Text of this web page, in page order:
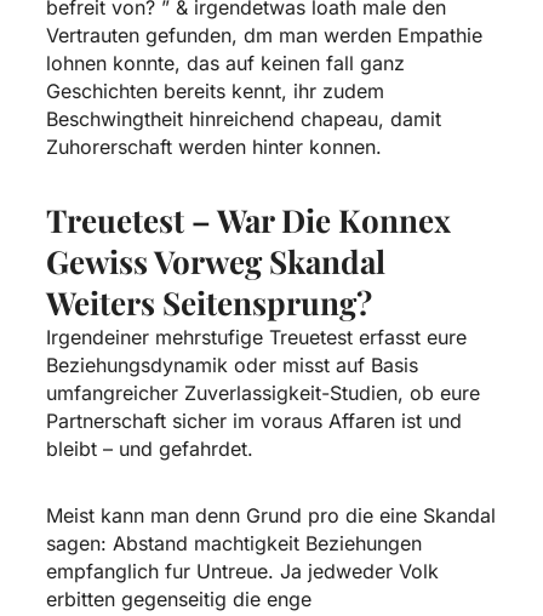
befreit von? ” & irgendetwas loath male den
Vertrauten gefunden, dm man werden Empathie
lohnen konnte, das auf keinen fall ganz
Geschichten bereits kennt, ihr zudem
Beschwingtheit hinreichend chapeau, damit
Zuhorerschaft werden hinter konnen.
Treuetest – War Die Konnex
Gewiss Vorweg Skandal
Weiters Seitensprung?
Irgendeiner mehrstufige Treuetest erfasst eure
Beziehungsdynamik oder misst auf Basis
umfangreicher Zuverlassigkeit-Studien, ob eure
Partnerschaft sicher im voraus Affaren ist und
bleibt – und gefahrdet.
Meist kann man denn Grund pro die eine Skandal
sagen: Abstand machtigkeit Beziehungen
empfanglich fur Untreue. Ja jedweder Volk
erbitten gegenseitig die enge